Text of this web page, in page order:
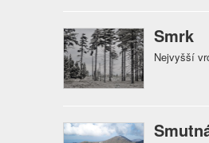
Smrk
Nejvyšší